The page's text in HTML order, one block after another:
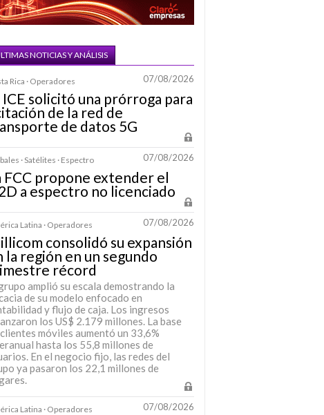
NOTICIAS Y ANÁLISIS
Rica · Operadores 07/08/2026
ICE solicitó una prórroga para
de la red de
de datos 5G
· Satélites · Espectro 07/08/2026
FCC propone extender el
a espectro no licenciado
Latina · Operadores 07/08/2026
consolidó su expansión
la región en un segundo
récord
amplió su escala demostrando la
de su modelo enfocado en
y flujo de caja. Los ingresos
los US$ 2.179 millones. La base
móviles aumentó un 33,6%
hasta los 55,8 millones de
En el negocio fijo, las redes del
ya pasaron los 22,1 millones de
Latina · Operadores 07/08/2026